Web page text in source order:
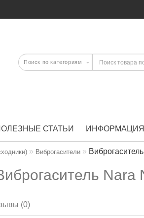
СТАТЬИ ИНФОРМАЦИЯ
Виброгасители
(0)